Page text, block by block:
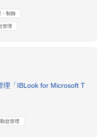
・制御
管理
理「IBLook for Microsoft T
勤怠管理